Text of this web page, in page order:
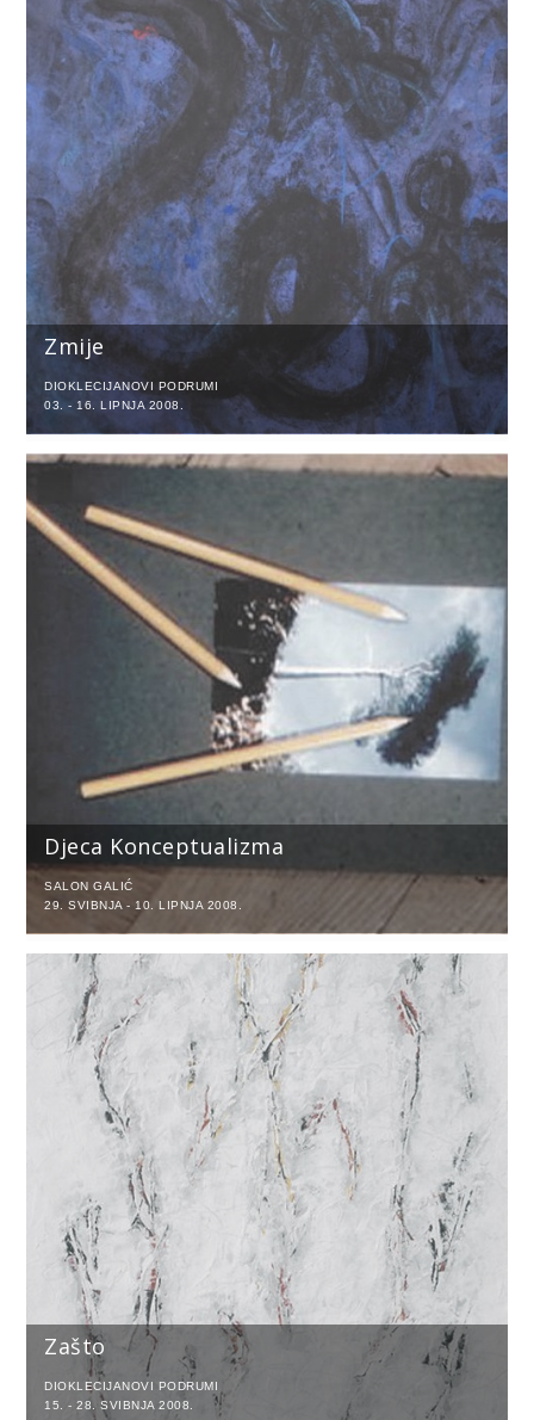
Zmije
DIOKLECIJANOVI PODRUMI
03. - 16. LIPNJA 2008.
Djeca Konceptualizma
SALON GALIĆ
29. SVIBNJA - 10. LIPNJA 2008.
Zašto
DIOKLECIJANOVI PODRUMI
15. - 28. SVIBNJA 2008.